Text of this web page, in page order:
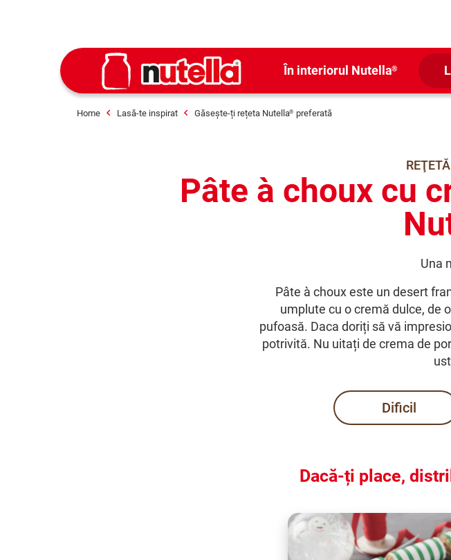
În interiorul Nutella®
Home Lasă-te inspirat Găsește-ți rețeta Nutella® preferată
Pâte à choux cu
Una
Pâte à choux este un desert
umplute cu o cremă dulce, de
pufoasă. Daca doriți să vă
potrivită. Nu uitați de crema de
Dificil
Dacă-ți place,